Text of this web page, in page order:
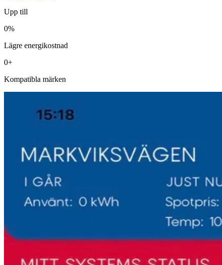
Upp till
0%
Lägre energikostnad
0+
Kompatibla märken